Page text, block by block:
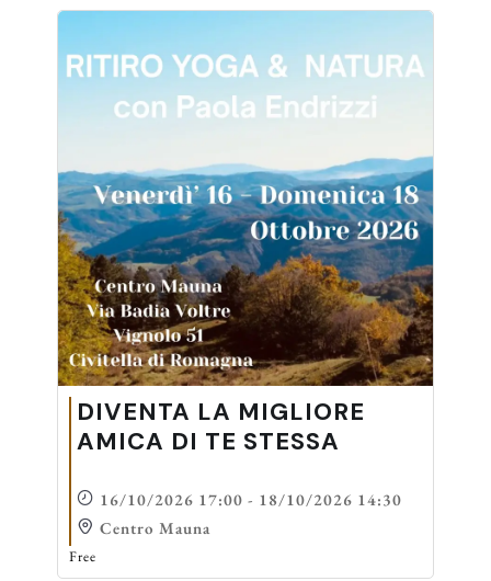
DIVENTA LA MIGLIORE
AMICA DI TE STESSA
16/10/2026 17:00 - 18/10/2026 14:30
Centro Mauna
Free